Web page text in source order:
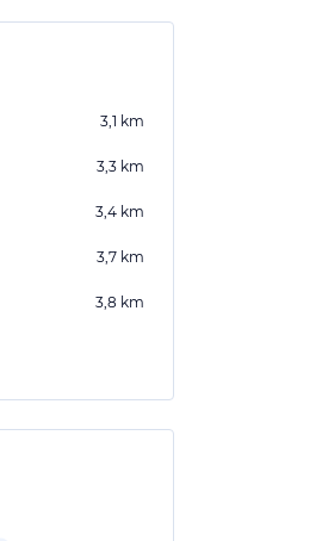
3,1 km
3,3 km
3,4 km
3,7 km
3,8 km